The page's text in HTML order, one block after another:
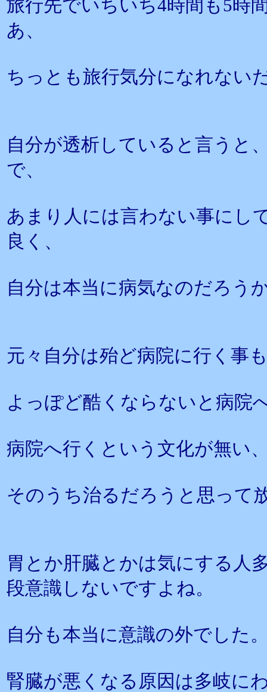
旅行先でいちいち4時間も5時
あ、
ちっとも旅行気分になれない
自分が透析していると言うと
で、
あまり人には言わない事にし
良く、
自分は本当に病気なのだろう
元々自分は殆ど病院に行く事
よっぽど酷くならないと病院
病院へ行くという文化が無い
そのうち治るだろうと思って
胃とか肝臓とかは気にする人
段意識しないですよね。
自分も本当に意識の外でした
腎臓が悪くなる原因は多岐に